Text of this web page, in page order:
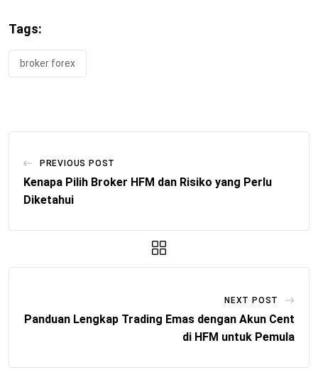
Tags:
broker forex
PREVIOUS POST
Kenapa Pilih Broker HFM dan Risiko yang Perlu
Diketahui
NEXT POST
Panduan Lengkap Trading Emas dengan Akun Cent
di HFM untuk Pemula